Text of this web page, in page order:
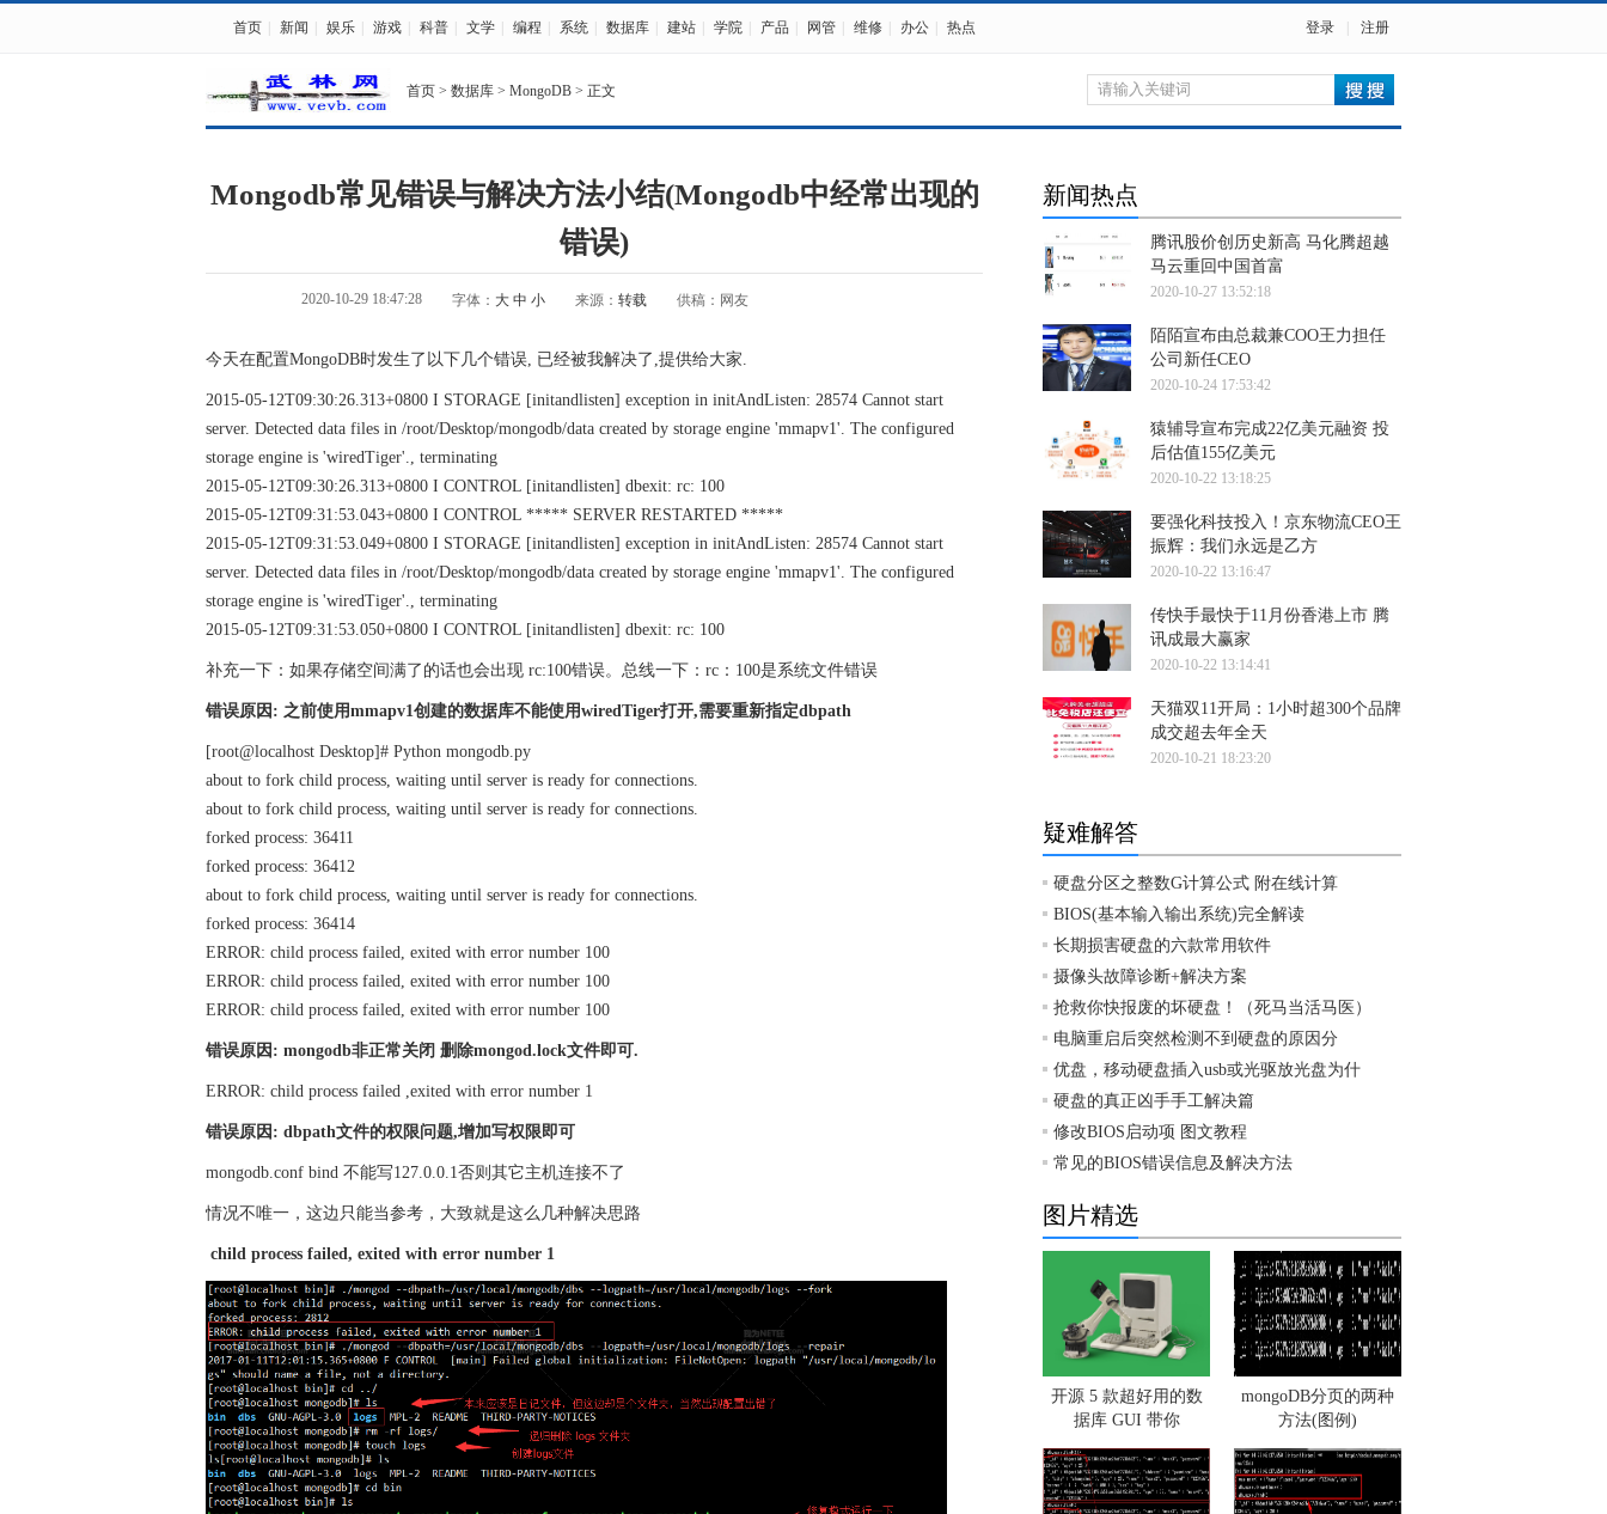
首页 新闻 娱乐 游戏 科普 文学 编程 系统 数据库 建站 学院 产品 网管 维修 办公 热点 登录 注册
首页 > 数据库 > MongoDB > 正文
Mongodb常见错误与解决方法小结(Mongodb中经常出现的
错误)
2020-10-29 18:47:28 字体： 大 中 小 来源： 转载 供稿：网友
今天在配置MongoDB时发生了以下几个错误, 已经被我解决了,提供给大家.
2015-05-12T09:30:26.313+0800 I STORAGE [initandlisten] exception in initAndListen: 28574 Cannot start
server. Detected data files in /root/Desktop/mongodb/data created by storage engine 'mmapv1'. The configured
storage engine is 'wiredTiger'., terminating
2015-05-12T09:30:26.313+0800 I CONTROL [initandlisten] dbexit: rc: 100
2015-05-12T09:31:53.043+0800 I CONTROL ***** SERVER RESTARTED *****
2015-05-12T09:31:53.049+0800 I STORAGE [initandlisten] exception in initAndListen: 28574 Cannot start
server. Detected data files in /root/Desktop/mongodb/data created by storage engine 'mmapv1'. The configured
storage engine is 'wiredTiger'., terminating
2015-05-12T09:31:53.050+0800 I CONTROL [initandlisten] dbexit: rc: 100
补充一下：如果存储空间满了的话也会出现 rc:100错误。总线一下：rc：100是系统文件错误
错误原因: 之前使用mmapv1创建的数据库不能使用wiredTiger打开,需要重新指定dbpath
[root@localhost Desktop]# Python mongodb.py
about to fork child process, waiting until server is ready for connections.
about to fork child process, waiting until server is ready for connections.
forked process: 36411
forked process: 36412
about to fork child process, waiting until server is ready for connections.
forked process: 36414
ERROR: child process failed, exited with error number 100
ERROR: child process failed, exited with error number 100
ERROR: child process failed, exited with error number 100
错误原因: mongodb非正常关闭 删除mongod.lock文件即可.
ERROR: child process failed ,exited with error number 1
错误原因: dbpath文件的权限问题,增加写权限即可
mongodb.conf bind 不能写127.0.0.1否则其它主机连接不了
情况不唯一，这边只能当参考，大致就是这么几种解决思路
child process failed, exited with error number 1
新闻热点
腾讯股价创历史新高 马化腾超越
马云重回中国首富
2020-10-27 13:52:18
陌陌宣布由总裁兼COO王力担任
公司新任CEO
2020-10-24 17:53:42
猿辅导宣布完成22亿美元融资 投
后估值155亿美元
2020-10-22 13:18:25
要强化科技投入！京东物流CEO王
振辉：我们永远是乙方
2020-10-22 13:16:47
传快手最快于11月份香港上市 腾
讯成最大赢家
2020-10-22 13:14:41
天猫双11开局：1小时超300个品牌
成交超去年全天
2020-10-21 18:23:20
疑难解答
硬盘分区之整数G计算公式 附在线计算
BIOS(基本输入输出系统)完全解读
长期损害硬盘的六款常用软件
摄像头故障诊断+解决方案
抢救你快报废的坏硬盘！（死马当活马医）
电脑重启后突然检测不到硬盘的原因分
优盘，移动硬盘插入usb或光驱放光盘为什
硬盘的真正凶手手工解决篇
修改BIOS启动项 图文教程
常见的BIOS错误信息及解决方法
图片精选
开源 5 款超好用的数
据库 GUI 带你
mongoDB分页的两种
方法(图例)